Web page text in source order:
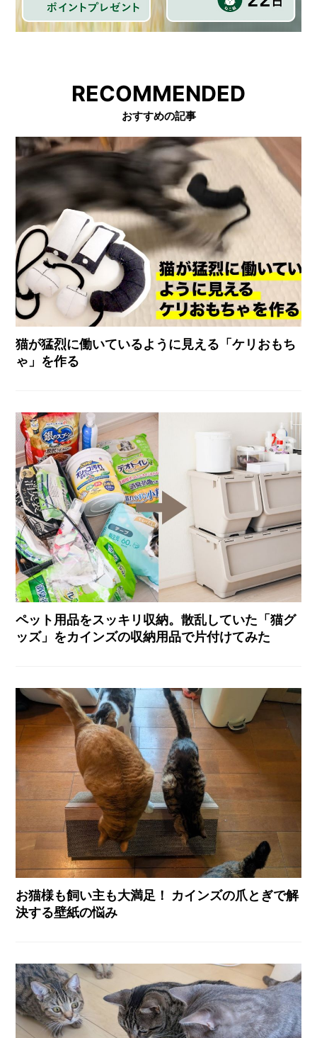
RECOMMENDED
おすすめの記事
猫が猛烈に働いているように見える「ケリおもち
ゃ」を作る
ペット用品をスッキリ収納。散乱していた「猫グ
ッズ」をカインズの収納用品で片付けてみた
お猫様も飼い主も大満足！ カインズの爪とぎで解
決する壁紙の悩み